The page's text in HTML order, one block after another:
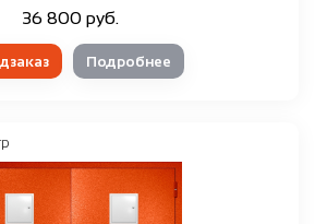
36 800 руб.
Подробнее